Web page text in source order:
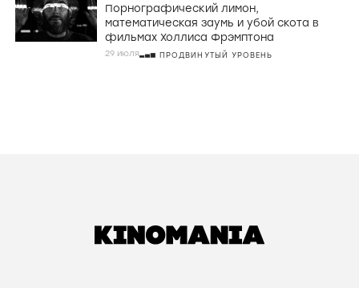
Порнографический лимон,
математическая заумь и убой скота в
фильмах Холлиса Фрэмптона
29 июля ПРОДВИНУТЫЙ УРОВЕНЬ